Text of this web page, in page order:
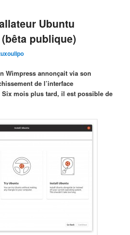
Ubuntu
publique)
Wimpress annonçait via son
de l’interface
Six mois plus tard, il est possible de